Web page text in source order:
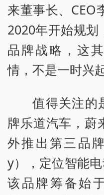
来董事长、CEO
2020年开始规划
品牌战略，这
情，不是一时兴
值得关注的
牌乐道汽车，蔚
外推出第三品
y），定位智能
该品牌筹备始